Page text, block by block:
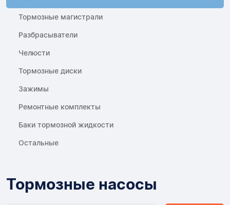
Тормозные магистрали
Разбрасыватели
Челюсти
Тормозные диски
Зажимы
Ремонтные комплекты
Баки тормозной жидкости
Остальные
Тормозные насосы